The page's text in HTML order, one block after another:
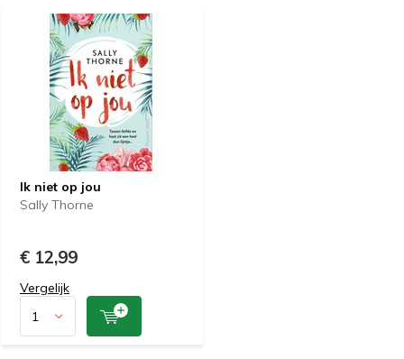
Ik niet op jou
Sally Thorne
€ 12,99
Vergelijk